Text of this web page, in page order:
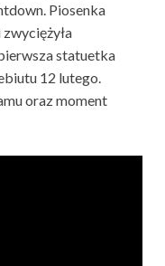
Piosenka
statuetka
12 lutego.
oraz moment